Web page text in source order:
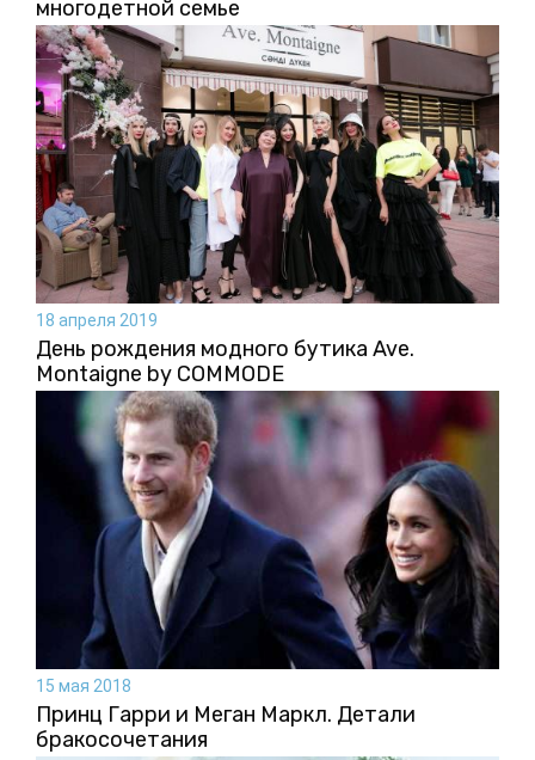
многодетной семье
18 апреля 2019
День рождения модного бутика Ave.
Montaigne by COMMODE
15 мая 2018
Принц Гарри и Меган Маркл. Детали
бракосочетания